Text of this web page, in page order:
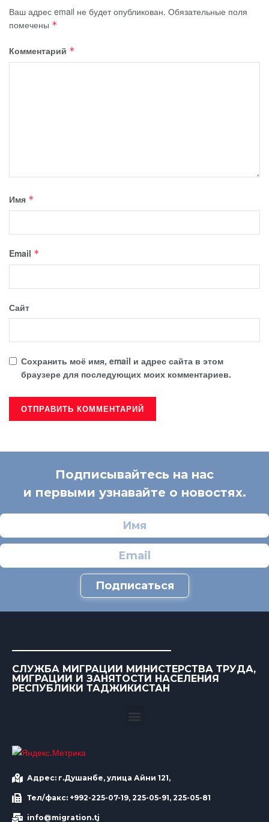
Ваш адрес email не будет опубликован. Обязательные поля
помечены *
Комментарий *
Имя *
Email *
Сайт
Сохранить моё имя, email и адрес сайта в этом
браузере для последующих моих комментариев.
Подписывайтесь на нас
и первыми узнавайте о новостях.
Подписаться
СЛУЖБА МИГРАЦИИ МИНИСТЕРСТВА ТРУДА,
МИГРАЦИИ И ЗАНЯТОСТИ НАСЕЛЕНИЯ
РЕСПУБЛИКИ ТАДЖИКИСТАН
Адрес: г.Душанбе, улица Айни 121,
Тел/факс: +992-225-07-19, 225-05-91, 225-05-81
info@migration.tj